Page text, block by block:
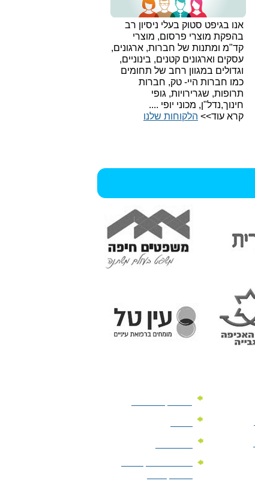
אנו בגיפט סטוק בעלי ניסיון רב
בהפקת מוצרי פרסום, מוצרי
קד"מ ומתנות של חברות, ארגונים,
עסקים וארגונים קטנים, בינוניים,
וגדולים במגוון רחב של תחומים
כמו חברות היי- טק, חברות
תרופות, שגרירויות, גופי
חינוך,נדל"ן, מכוני יופי ....
קרא עוד>> הלקוחות שלנו